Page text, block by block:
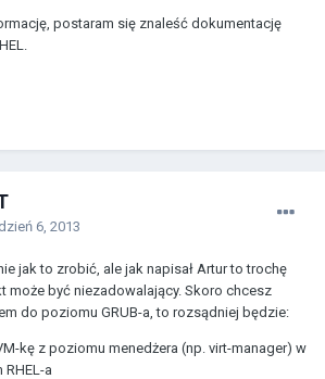
postaram się znaleść dokumentację
6, 2013
jak to zrobić, ale jak napisał Artur to trochę
może być niezadowalający. Skoro chcesz
do poziomu GRUB-a, to rozsądniej będzie:
kę z poziomu menedżera (np. virt-manager) w
a